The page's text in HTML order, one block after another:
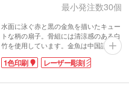
最小発注数30個
水面に泳ぐ赤と黒の金魚を描いたキュー
トな柄の扇子。骨組には清涼感のある白
竹を使用しています。金魚は中国語でお
金が有り余る「金余」の発音と同じこと
から、金運の象徴として中国では縁起の
扇子は軽くかさばらず電気を使わないエ
1色印刷 レーザー彫刻